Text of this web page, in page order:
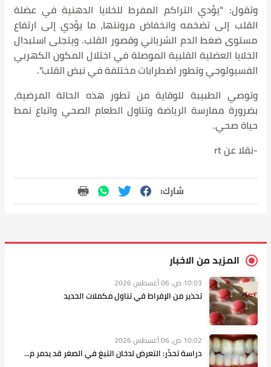
وتقول: "يؤدي التراكم المفرط للخلايا الدهنية في عضلة
القلب إلى تضخمه وانخفاض مرونتها، ما يؤدي إلى ارتفاع
مستوى ضغط الدم الشرياني وقصور القلب. ويتجلى استبدال
الخلايا العضلية القلبية الموصلة في اختلال المكون الكهربي
الفسيولوجي وتطور اضطرابات مختلفة في نبض القلب".
وتوصي الطبيبة للوقاية من تطور هذه الحالة المرضية،
بضرورة ممارسة الرياضة وتناول الطعام الصحي واتباع نمط
حياة صحي.
-نقلا عن rt
شارك:
المزيد من الاخبار
10:03 ص, 06 أغسطس 2026
تحذير من الإفراط في تناول مكملات الحديد
10:02 ص, 06 أغسطس 2026
دراسة تحذّر: التعرض لدخان التبغ في الصغر قد يدمر م...